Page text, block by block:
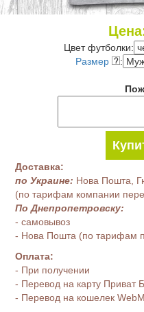
Цвет футболки:
Размер
:
Доставка:
по Украине: Нова Пошта,
(по тарифам компании
По Днепропетровску:
- самовывоз
- Нова Пошта (по тарифам
Оплата:
- При получении
- Перевод на карту Приват
- Перевод на кошелек